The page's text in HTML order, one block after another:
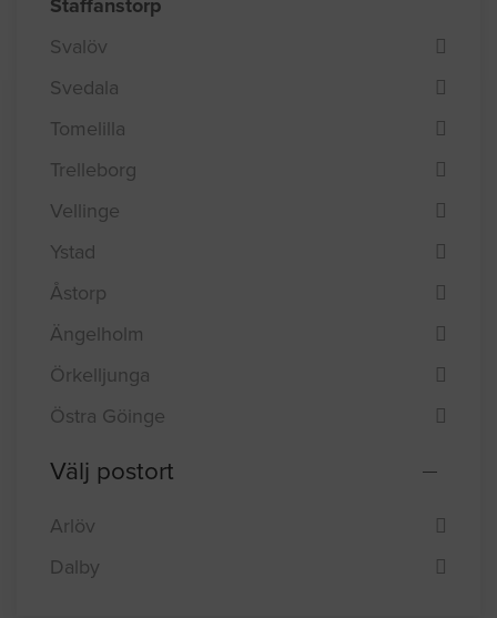
Sjöbo
Skurup
Staffanstorp
Svalöv
Svedala
Tomelilla
Trelleborg
Vellinge
Ystad
Åstorp
Ängelholm
Örkelljunga
Välj postort